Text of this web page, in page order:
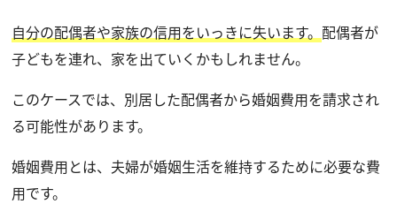
自分の配偶者や家族の信用をいっきに失います。 配偶者が
子どもを連れ、家を出ていくかもしれません。
このケースでは、別居した配偶者から婚姻費用を請求され
る可能性があります。
婚姻費用とは、夫婦が婚姻生活を維持するために必要な費
用です。